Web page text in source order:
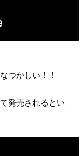
つかしい！！
発売されるとい